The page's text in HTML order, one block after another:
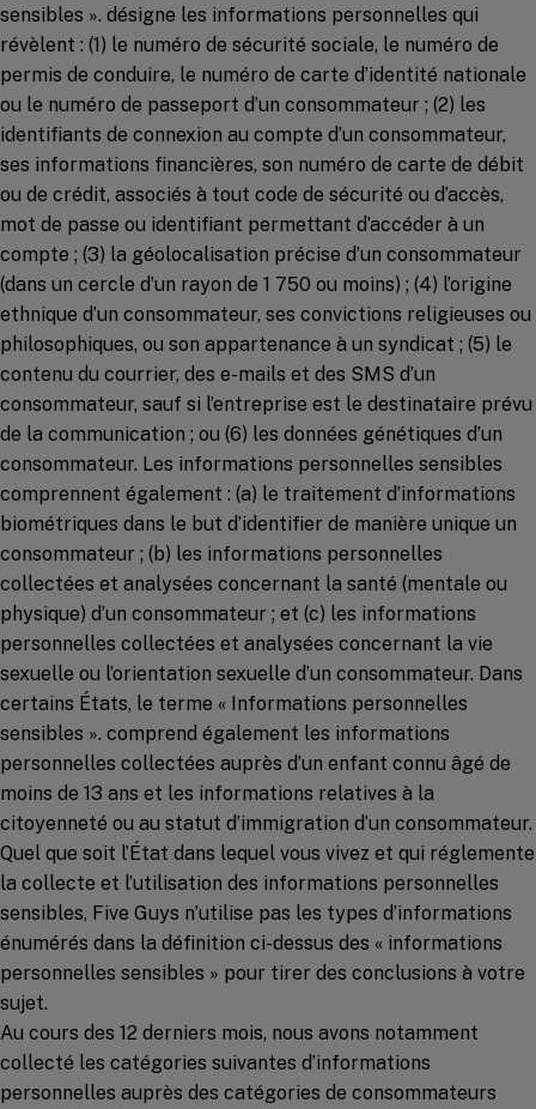
sensibles ». désigne les informations personnelles qui
révèlent : (1) le numéro de sécurité sociale, le numéro de
permis de conduire, le numéro de carte d’identité nationale
ou le numéro de passeport d’un consommateur ; (2) les
identifiants de connexion au compte d’un consommateur,
ses informations financières, son numéro de carte de débit
ou de crédit, associés à tout code de sécurité ou d’accès,
mot de passe ou identifiant permettant d’accéder à un
compte ; (3) la géolocalisation précise d’un consommateur
(dans un cercle d’un rayon de 1 750 ou moins) ; (4) l’origine
ethnique d’un consommateur, ses convictions religieuses ou
philosophiques, ou son appartenance à un syndicat ; (5) le
contenu du courrier, des e-mails et des SMS d’un
consommateur, sauf si l’entreprise est le destinataire prévu
de la communication ; ou (6) les données génétiques d’un
consommateur. Les informations personnelles sensibles
comprennent également : (a) le traitement d’informations
biométriques dans le but d’identifier de manière unique un
consommateur ; (b) les informations personnelles
collectées et analysées concernant la santé (mentale ou
physique) d’un consommateur ; et (c) les informations
personnelles collectées et analysées concernant la vie
sexuelle ou l’orientation sexuelle d’un consommateur. Dans
certains États, le terme « Informations personnelles
sensibles ». comprend également les informations
personnelles collectées auprès d’un enfant connu âgé de
moins de 13 ans et les informations relatives à la
citoyenneté ou au statut d’immigration d’un consommateur.
Quel que soit l’État dans lequel vous vivez et qui réglemente
la collecte et l’utilisation des informations personnelles
sensibles, Five Guys n’utilise pas les types d’informations
énumérés dans la définition ci-dessus des « informations
personnelles sensibles » pour tirer des conclusions à votre
sujet.
Au cours des 12 derniers mois, nous avons notamment
collecté les catégories suivantes d’informations
personnelles auprès des catégories de consommateurs